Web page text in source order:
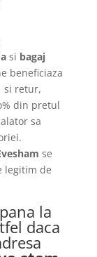
si bagaj
beneficiaza
si retur,
din pretul
sa
se
legitim de
la
daca